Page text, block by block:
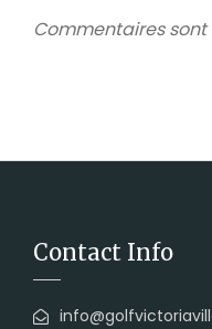
Commentaires sont
Contact Info